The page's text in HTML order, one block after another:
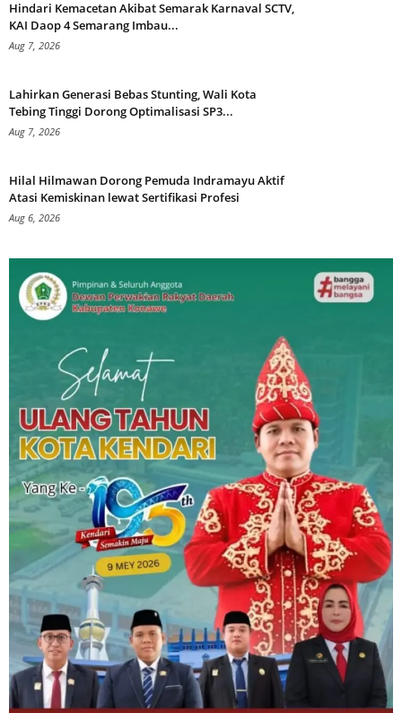
Hindari Kemacetan Akibat Semarak Karnaval SCTV,
KAI Daop 4 Semarang Imbau...
Aug 7, 2026
Lahirkan Generasi Bebas Stunting, Wali Kota
Tebing Tinggi Dorong Optimalisasi SP3...
Aug 7, 2026
Hilal Hilmawan Dorong Pemuda Indramayu Aktif
Atasi Kemiskinan lewat Sertifikasi Profesi
Aug 6, 2026